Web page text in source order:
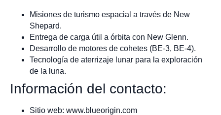
Misiones de turismo espacial a través de New
Shepard.
Entrega de carga útil a órbita con New Glenn.
Desarrollo de motores de cohetes (BE-3, BE-4).
Tecnología de aterrizaje lunar para la exploración
de la luna.
Información del contacto:
Sitio web: www.blueorigin.com